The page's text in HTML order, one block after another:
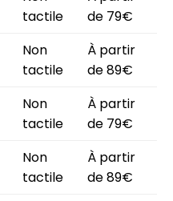
tactile
de 79€
Non
tactile
À partir
de 89€
Non
tactile
À partir
de 79€
Non
tactile
À partir
de 89€